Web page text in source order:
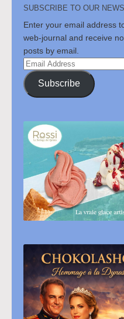
SUBSCRIBE TO OUR
Enter your email address
web-journal and receive
posts by email.
Email
Address
Subscribe